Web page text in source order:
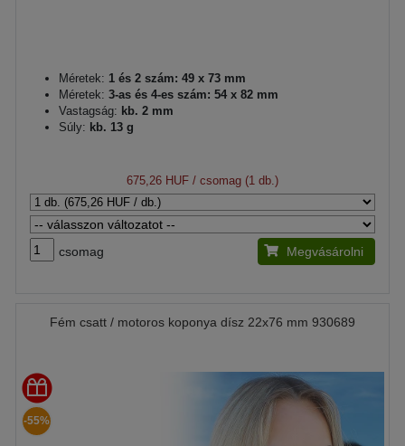
Méretek: 1 és 2 szám: 49 x 73 mm
Méretek: 3-as és 4-es szám: 54 x 82 mm
Vastagság: kb. 2 mm
Súly: kb. 13 g
675,26 HUF / csomag (1 db.)
csomag Megvásárolni
Fém csatt / motoros koponya dísz 22x76 mm 930689
-55%